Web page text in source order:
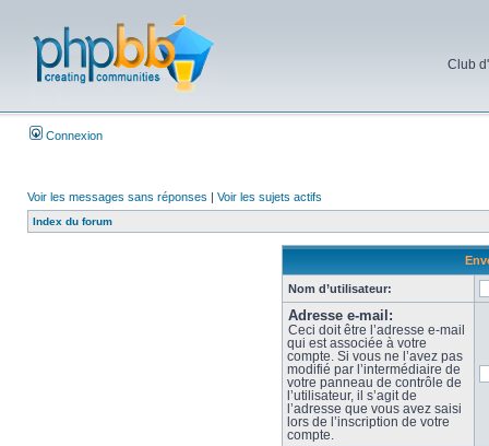
Club
Connexion
Voir les messages sans réponses | Voir les sujets actifs
Index du forum
Nom d’utilisateur:
Adresse e-mail:
Ceci doit être l’adresse e-mail
qui est associée à votre
compte. Si vous ne l’avez pas
modifié par l’intermédiaire de
votre panneau de contrôle de
l’utilisateur, il s’agit de
l’adresse que vous avez saisi
lors de l’inscription de votre
compte.